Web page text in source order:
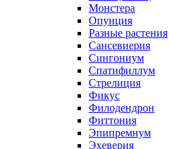
Монстера
Опунция
Разные растения
Сансевиерия
Сингониум
Спатифиллум
Стрелиция
Фикус
Филодендрон
Фиттония
Эпипремнум
Эхеверия